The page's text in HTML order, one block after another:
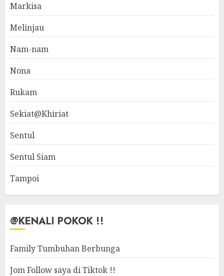
Markisa
Melinjau
Nam-nam
Nona
Rukam
Sekiat@Khiriat
Sentul
Sentul Siam
Tampoi
@KENALI POKOK !!
Family Tumbuhan Berbunga
Jom Follow saya di Tiktok !!